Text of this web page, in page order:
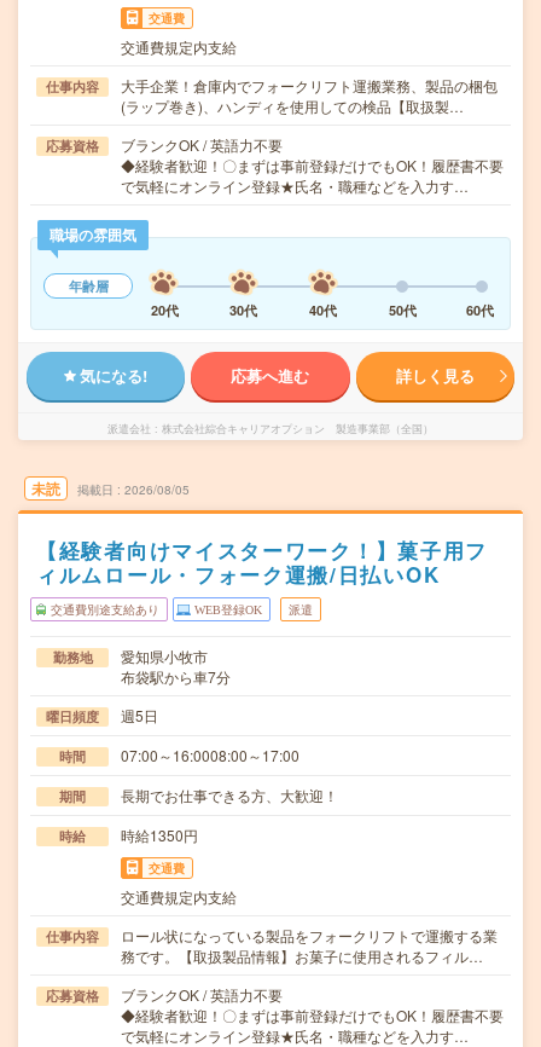
交通費
交通費規定内支給
仕事内容
大手企業！倉庫内でフォークリフト運搬業務、製品の梱包
(ラップ巻き)、ハンディを使用しての検品【取扱製…
応募資格
ブランクOK / 英語力不要
◆経験者歓迎！〇まずは事前登録だけでもOK！履歴書不要
で気軽にオンライン登録★氏名・職種などを入力す…
職場の雰囲気
年齢層
20代
30代 40代 50代 60代
気になる! 応募へ進む 詳しく見る
派遣会社 株式会社綜合キャリアオプション 製造事業部（全国）
未読 掲載日 2026/08/05
【経験者向けマイスターワーク！】菓子用フ
ィルムロール・フォーク運搬/日払いOK
交通費別途支給あり WEB登録OK 派遣
勤務地
愛知県小牧市
布袋駅から車7分
曜日頻度 週5日
時間 07:00～16:0008:00～17:00
期間 長期でお仕事できる方、大歓迎！
時給 時給1350円
交通費
交通費規定内支給
仕事内容
ロール状になっている製品をフォークリフトで運搬する業
務です。【取扱製品情報】お菓子に使用されるフィル…
応募資格
ブランクOK / 英語力不要
◆経験者歓迎！〇まずは事前登録だけでもOK！履歴書不要
で気軽にオンライン登録★氏名・職種などを入力す…